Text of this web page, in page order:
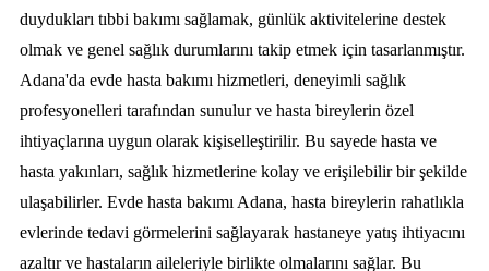
duydukları tıbbi bakımı sağlamak, günlük aktivitelerine destek
olmak ve genel sağlık durumlarını takip etmek için tasarlanmıştır.
Adana'da evde hasta bakımı hizmetleri, deneyimli sağlık
profesyonelleri tarafından sunulur ve hasta bireylerin özel
ihtiyaçlarına uygun olarak kişiselleştirilir. Bu sayede hasta ve
hasta yakınları, sağlık hizmetlerine kolay ve erişilebilir bir şekilde
ulaşabilirler. Evde hasta bakımı Adana, hasta bireylerin rahatlıkla
evlerinde tedavi görmelerini sağlayarak hastaneye yatış ihtiyacını
azaltır ve hastaların aileleriyle birlikte olmalarını sağlar. Bu